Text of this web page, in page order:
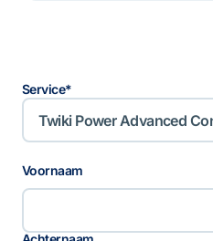
Service*
N
a
Voornaam